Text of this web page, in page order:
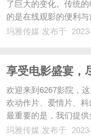
了巨大的变化。传统
的是在线观影的便利
们追逐热门电影的首
玛雅传媒 发布于
享受电影盛宴，
欢迎来到6267影院，
欢动作片、爱情片、
最重要的是，我们提
片。在6267影院，我
玛雅传媒 发布于